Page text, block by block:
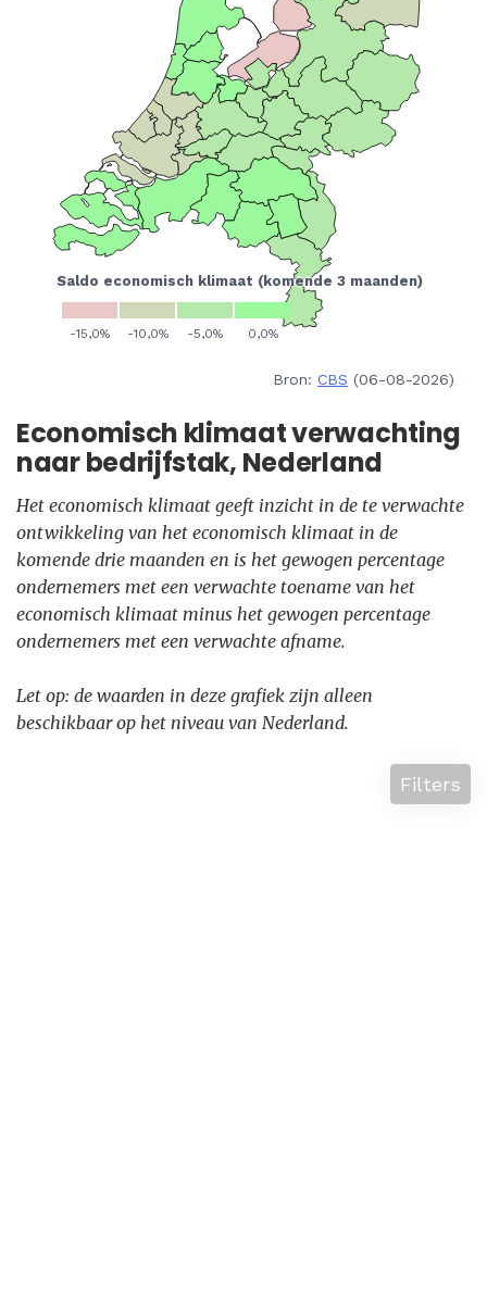
Bron: CBS (06-08-2026)
Economisch klimaat verwachting
naar bedrijfstak, Nederland
Het economisch klimaat geeft inzicht in de te verwachte
ontwikkeling van het economisch klimaat in de
komende drie maanden en is het gewogen percentage
ondernemers met een verwachte toename van het
economisch klimaat minus het gewogen percentage
ondernemers met een verwachte afname.
Let op: de waarden in deze grafiek zijn alleen
beschikbaar op het niveau van Nederland.
Filters